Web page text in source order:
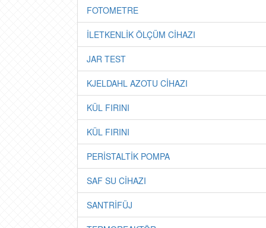
FOTOMETRE
İLETKENLİK ÖLÇÜM CİHAZI
JAR TEST
KJELDAHL AZOTU CİHAZI
KÜL FIRINI
KÜL FIRINI
PERİSTALTİK POMPA
SAF SU CİHAZI
SANTRİFÜJ